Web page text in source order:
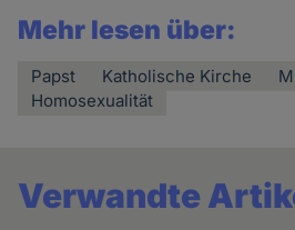
Mehr lesen über:
Papst Katholische Kirche
Homosexualität
Verwandte